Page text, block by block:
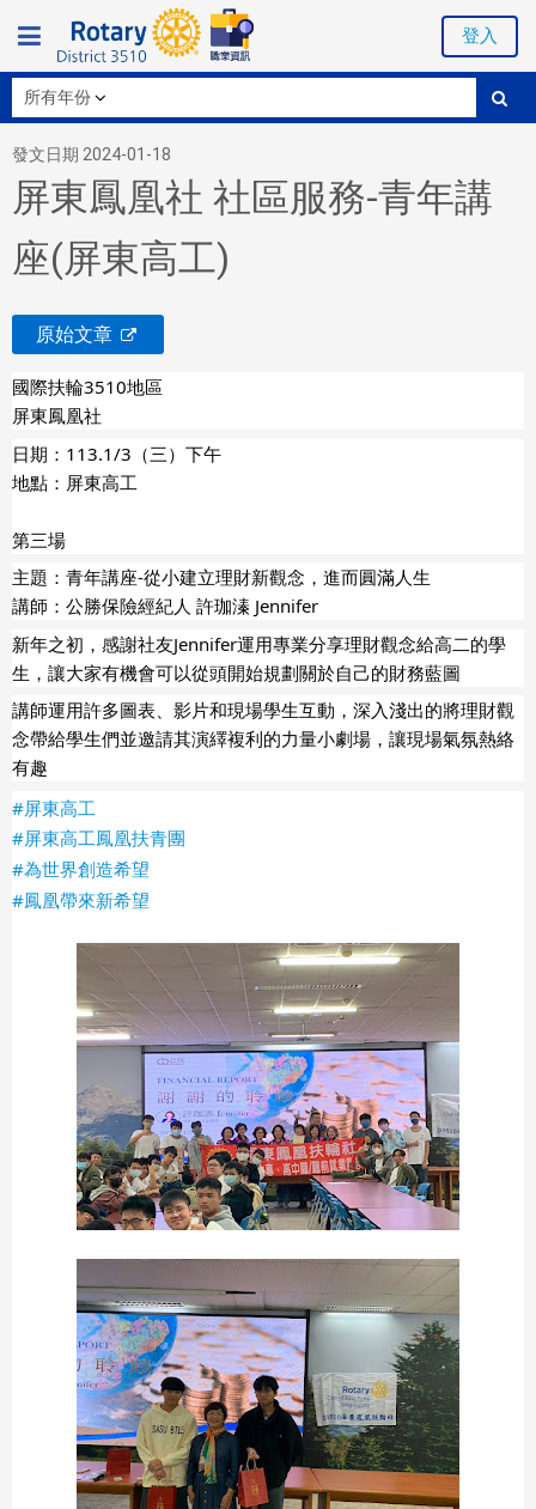
登入
發文日期 2024-01-18
屏東鳳凰社 社區服務-青年講
座(屏東高工)
原始文章
國際扶輪3510地區
屏東鳳凰社
日期：113.1/3（三）下午
地點：屏東高工
第三場
主題：青年講座-從小建立理財新觀念，進而圓滿人生
講師：公勝保險經紀人 許珈溱 Jennifer
新年之初，感謝社友Jennifer運用專業分享理財觀念給高二的學
生，讓大家有機會可以從頭開始規劃關於自己的財務藍圖
講師運用許多圖表、影片和現場學生互動，深入淺出的將理財觀
念帶給學生們並邀請其演繹複利的力量小劇場，讓現場氣氛熱絡
有趣
#屏東高工
#屏東高工鳳凰扶青團
#為世界創造希望
#鳳凰帶來新希望